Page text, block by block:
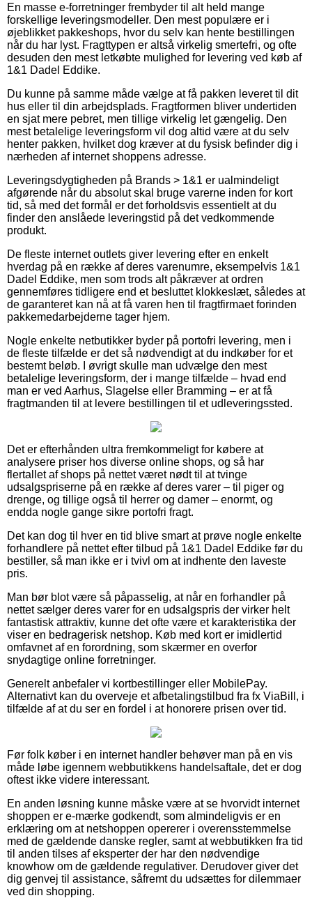
En masse e-forretninger frembyder til alt held mange
forskellige leveringsmodeller. Den mest populære er i
øjeblikket pakkeshops, hvor du selv kan hente bestillingen
når du har lyst. Fragttypen er altså virkelig smertefri, og ofte
desuden den mest letkøbte mulighed for levering ved køb af
1&1 Dadel Eddike.
Du kunne på samme måde vælge at få pakken leveret til dit
hus eller til din arbejdsplads. Fragtformen bliver undertiden
en sjat mere pebret, men tillige virkelig let gængelig. Den
mest betalelige leveringsform vil dog altid være at du selv
henter pakken, hvilket dog kræver at du fysisk befinder dig i
nærheden af internet shoppens adresse.
Leveringsdygtigheden på Brands > 1&1 er ualmindeligt
afgørende når du absolut skal bruge varerne inden for kort
tid, så med det formål er det forholdsvis essentielt at du
finder den anslåede leveringstid på det vedkommende
produkt.
De fleste internet outlets giver levering efter en enkelt
hverdag på en række af deres varenumre, eksempelvis 1&1
Dadel Eddike, men som trods alt påkræver at ordren
gennemføres tidligere end et besluttet klokkeslæt, således at
de garanteret kan nå at få varen hen til fragtfirmaet forinden
pakkemedarbejderne tager hjem.
Nogle enkelte netbutikker byder på portofri levering, men i
de fleste tilfælde er det så nødvendigt at du indkøber for et
bestemt beløb. I øvrigt skulle man udvælge den mest
betalelige leveringsform, der i mange tilfælde – hvad end
man er ved Aarhus, Slagelse eller Bramming – er at få
fragtmanden til at levere bestillingen til et udleveringssted.
Det er efterhånden ultra fremkommeligt for købere at
analysere priser hos diverse online shops, og så har
flertallet af shops på nettet været nødt til at tvinge
udsalgspriserne på en række af deres varer – til piger og
drenge, og tillige også til herrer og damer – enormt, og
endda nogle gange sikre portofri fragt.
Det kan dog til hver en tid blive smart at prøve nogle enkelte
forhandlere på nettet efter tilbud på 1&1 Dadel Eddike før du
bestiller, så man ikke er i tvivl om at indhente den laveste
pris.
Man bør blot være så påpasselig, at når en forhandler på
nettet sælger deres varer for en udsalgspris der virker helt
fantastisk attraktiv, kunne det ofte være et karakteristika der
viser en bedragerisk netshop. Køb med kort er imidlertid
omfavnet af en forordning, som skærmer en overfor
snydagtige online forretninger.
Generelt anbefaler vi kortbestillinger eller MobilePay.
Alternativt kan du overveje et afbetalingstilbud fra fx ViaBill, i
tilfælde af at du ser en fordel i at honorere prisen over tid.
Før folk køber i en internet handler behøver man på en vis
måde løbe igennem webbutikkens handelsaftale, det er dog
oftest ikke videre interessant.
En anden løsning kunne måske være at se hvorvidt internet
shoppen er e-mærke godkendt, som almindeligvis er en
erklæring om at netshoppen opererer i overensstemmelse
med de gældende danske regler, samt at webbutikken fra tid
til anden tilses af eksperter der har den nødvendige
knowhow om de gældende regulativer. Derudover giver det
dig genvej til assistance, såfremt du udsættes for dilemmaer
ved din shopping.